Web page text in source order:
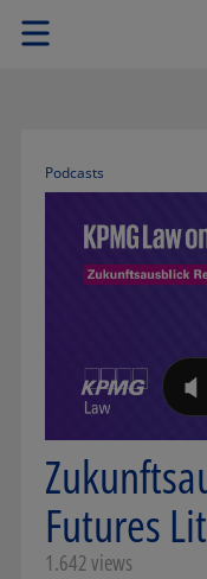
Podcasts
Futures
1.642 views